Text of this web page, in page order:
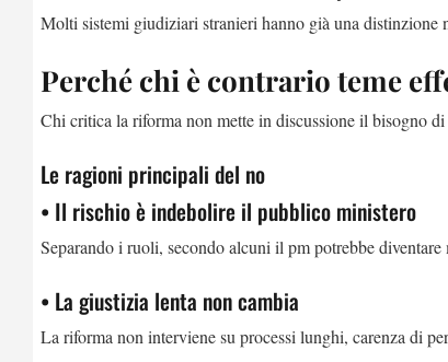
Molti sistemi giudiziari stranieri hanno già una distinzione
Perché chi è contrario teme
Chi critica la riforma non mette in discussione il bisogno
Le ragioni principali del no
• Il rischio è indebolire il pubblico ministero
Separando i ruoli, secondo alcuni il pm potrebbe diventare
• La giustizia lenta non cambia
La riforma non interviene su processi lunghi, carenza di